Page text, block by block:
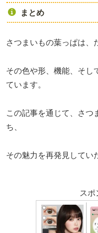
まとめ
さつまいもの葉っぱは、
その色や形、機能、そし
ています。
この記事を通じて、さつ
ち、
その魅力を再発見してい
スポ